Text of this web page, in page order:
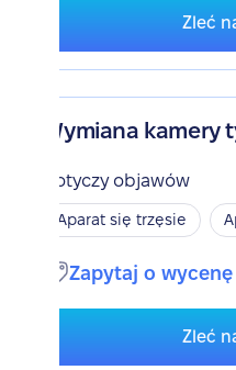
Zleć
Wymiana kamery
Dotyczy objawów
Aparat się trzęsie
Zapytaj o wycenę
Zleć